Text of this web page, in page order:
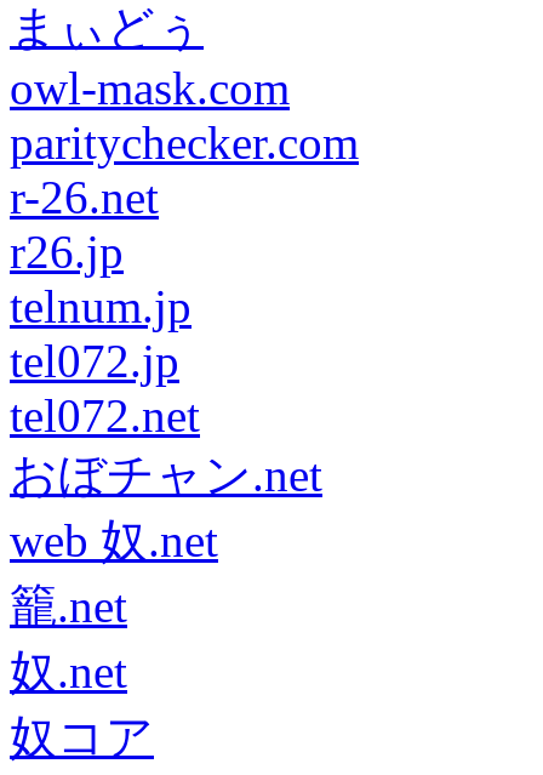
まぃどぅ
owl-mask.com
paritychecker.com
r-26.net
r26.jp
telnum.jp
tel072.jp
tel072.net
おぼチャン.net
web 奴.net
籠.net
奴.net
奴コア